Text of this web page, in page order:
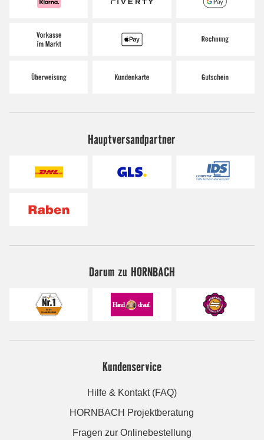
Hauptversandpartner
Darum zu HORNBACH
Kundenservice
Hilfe & Kontakt (FAQ)
HORNBACH Projektberatung
Fragen zur Onlinebestellung